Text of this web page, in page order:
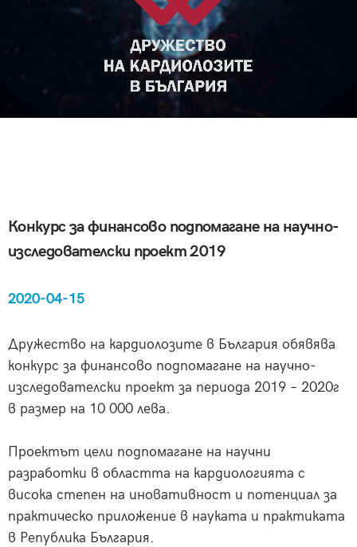
Конкурс за финансово подпомагане на научно-
изследователски проект 2019
2020-04-15
Дружество на кардиолозите в България обявява
конкурс за финансово подпомагане на научно-
изследователски проект за периода 2019 – 2020г
в размер на 10 000 лева.
Проектът цели подпомагане на научни
разработки в областта на кардиологията с
висока степен на иновативност и потенциал за
практическо приложение в науката и практиката
в Република България.